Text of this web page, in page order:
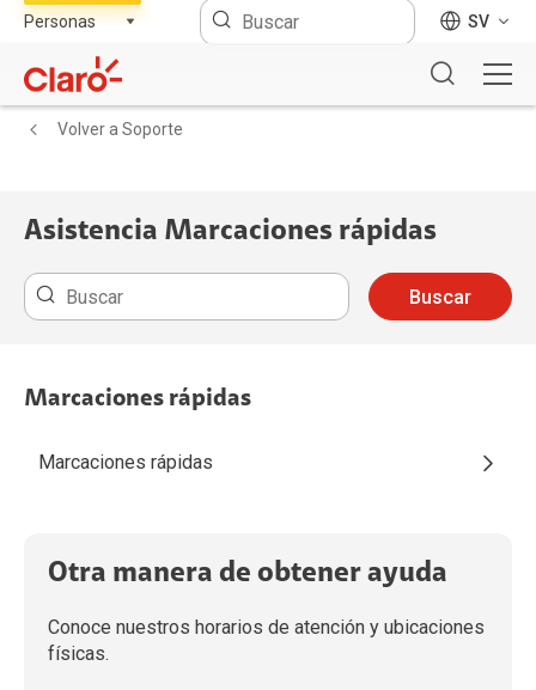
SV
Volver a Soporte
Asistencia Marcaciones rápidas
Buscar
Marcaciones rápidas
Marcaciones rápidas
Otra manera de obtener ayuda
Conoce nuestros horarios de atención y ubicaciones
físicas.